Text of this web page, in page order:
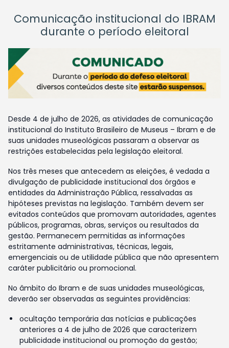
Comunicação institucional do IBRAM
durante o período eleitoral
Desde 4 de julho de 2026, as atividades de comunicação
institucional do Instituto Brasileiro de Museus – Ibram e de
suas unidades museológicas passaram a observar as
restrições estabelecidas pela legislação eleitoral.
Nos três meses que antecedem as eleições, é vedada a
divulgação de publicidade institucional dos órgãos e
entidades da Administração Pública, ressalvadas as
hipóteses previstas na legislação. Também devem ser
evitados conteúdos que promovam autoridades, agentes
públicos, programas, obras, serviços ou resultados da
gestão. Permanecem permitidas as informações
estritamente administrativas, técnicas, legais,
emergenciais ou de utilidade pública que não apresentem
caráter publicitário ou promocional.
No âmbito do Ibram e de suas unidades museológicas,
deverão ser observadas as seguintes providências:
ocultação temporária das notícias e publicações
anteriores a 4 de julho de 2026 que caracterizem
publicidade institucional ou promoção da gestão;